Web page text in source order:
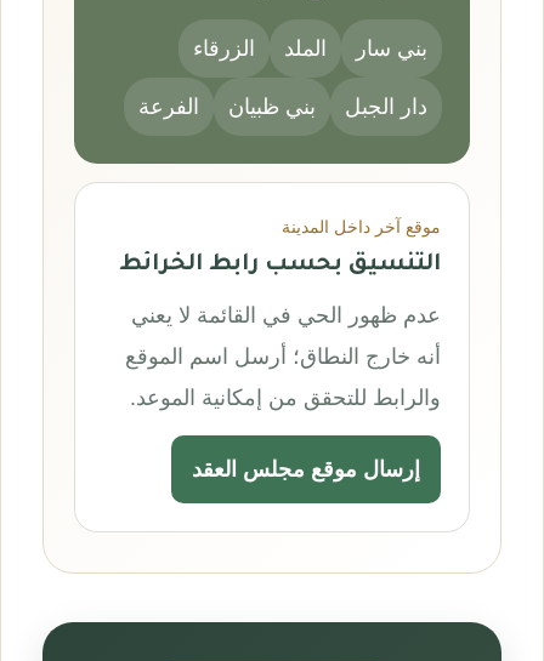
بني سار الملد الزرقاء
دار الجبل بني ظبيان الفرعة
موقع آخر داخل المدينة
التنسيق بحسب رابط الخرائط
عدم ظهور الحي في القائمة لا يعني
أنه خارج النطاق؛ أرسل اسم الموقع
والرابط للتحقق من إمكانية الموعد.
إرسال موقع مجلس العقد